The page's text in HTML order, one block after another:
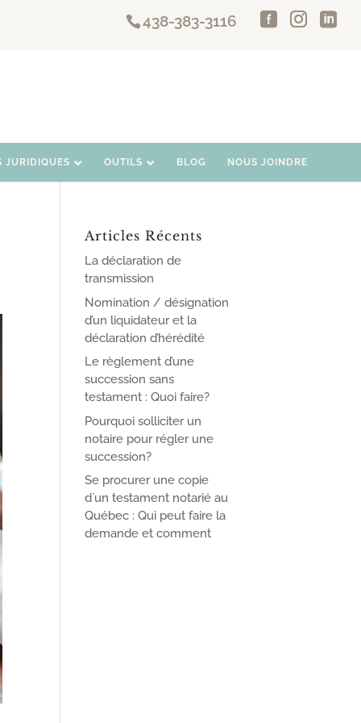
438-383-3116
JURIDIQUES OUTILS BLOG NOUS JOINDRE
Articles Récents
La déclaration de
transmission
Nomination / désignation
d’un liquidateur et la
déclaration d’hérédité
Le règlement d’une
succession sans
testament : Quoi faire?
Pourquoi solliciter un
notaire pour régler une
succession?
Se procurer une copie
d`un testament notarié au
Québec : Qui peut faire la
demande et comment